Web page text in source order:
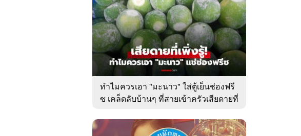
ทำไมควรเอา "มะนาว" ใส่ตู้เย็นช่องฟรี
ซ เคล็ดลับบ้านๆ ที่สายเข้าครัวเสียดายที่